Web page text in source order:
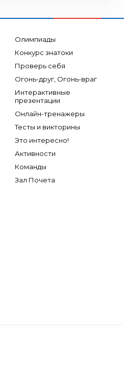
Олимпиады
Конкурс знатоки
Проверь себя
Огонь-друг, Огонь-враг
Интерактивные
презентации
Онлайн-тренажеры
Тесты и викторины
Это интересно!
Активности
Команды
Зал Почета